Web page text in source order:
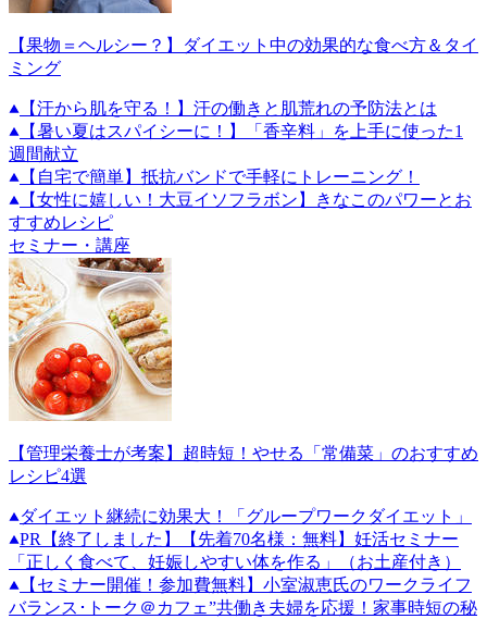
【果物＝ヘルシー？】ダイエット中の効果的な食べ方＆タイ
ミング
【汗から肌を守る！】汗の働きと肌荒れの予防法とは
【暑い夏はスパイシーに！】「香辛料」を上手に使った1
週間献立
【自宅で簡単】抵抗バンドで手軽にトレーニング！
【女性に嬉しい！大豆イソフラボン】きなこのパワーとお
すすめレシピ
セミナー・講座
【管理栄養士が考案】超時短！やせる「常備菜」のおすすめ
レシピ4選
ダイエット継続に効果大！「グループワークダイエット」
PR 【終了しました】【先着70名様：無料】妊活セミナー
「正しく食べて、妊娠しやすい体を作る」（お土産付き）
【セミナー開催！参加費無料】小室淑恵氏のワークライフ
バランス･トーク＠カフェ”共働き夫婦を応援！家事時短の秘